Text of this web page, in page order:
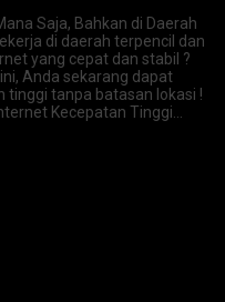
Saja, Bahkan di Daerah
di daerah terpencil dan
yang cepat dan stabil ?
Anda sekarang dapat
tanpa batasan lokasi !
Kecepatan Tinggi…